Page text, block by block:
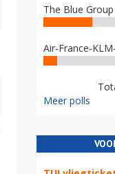
The Blue Group
Air-France-
Meer polls